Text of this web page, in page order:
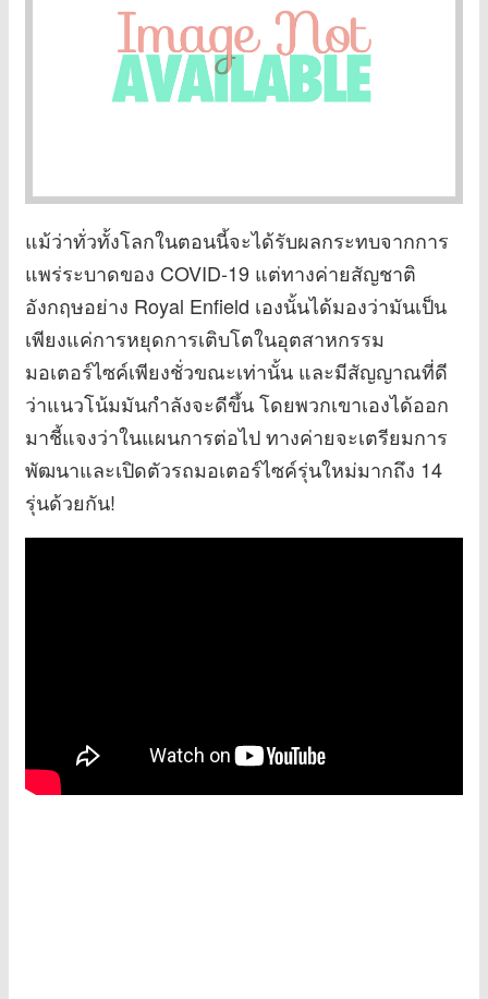
แม้ว่าทั่วทั้งโลกในตอนนี้จะได้รับผลกระทบจากการ
แพร่ระบาดของ COVID-19 แต่ทางค่ายสัญชาติ
อังกฤษอย่าง Royal Enfield เองนั้นได้มองว่ามันเป็น
เพียงแค่การหยุดการเติบโตในอุตสาหกรรม
มอเตอร์ไซค์เพียงชั่วขณะเท่านั้น และมีสัญญาณที่ดี
ว่าแนวโน้มมันกำลังจะดีขึ้น โดยพวกเขาเองได้ออก
มาชี้แจงว่าในแผนการต่อไป ทางค่ายจะเตรียมการ
พัฒนาและเปิดตัวรถมอเตอร์ไซค์รุ่นใหม่มากถึง 14
รุ่นด้วยกัน!